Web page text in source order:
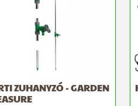
ZUHANYZÓ - GARDEN